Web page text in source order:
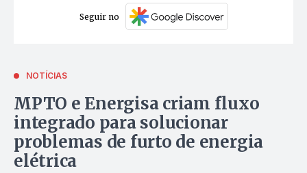
Seguir no
NOTÍCIAS
MPTO e Energisa criam fluxo
integrado para solucionar
problemas de furto de energia
elétrica